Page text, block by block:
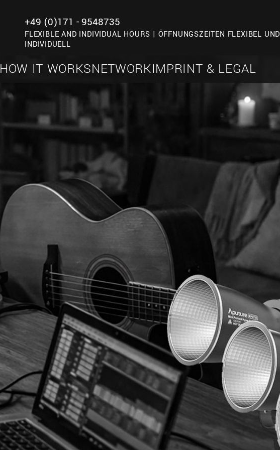
+49 (0)171 - 9548735
FLEXIBLE AND INDIVIDUAL HOURS | ÖFFNUNGSZEITEN FLEXIBEL UND
INDIVIDUELL
HOW IT WORKSNETWORKIMPRINT & LEGAL